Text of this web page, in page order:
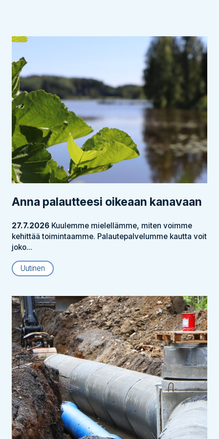
Anna palautteesi oikeaan kanavaan
27.7.2026 Kuulemme mielellämme, miten voimme
kehittää toimintaamme. Palautepalvelumme kautta voit
joko...
Uutinen